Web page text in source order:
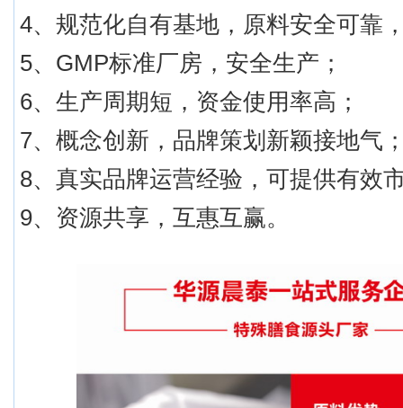
4、规范化自有基地，原料安全可靠
5、GMP标准厂房，安全生产；
6、生产周期短，资金使用率高；
7、概念创新，品牌策划新颖接地气
8、真实品牌运营经验，可提供有效
9、资源共享，互惠互赢。